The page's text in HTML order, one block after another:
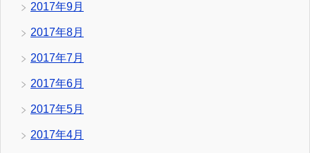
2017年9月
2017年8月
2017年7月
2017年6月
2017年5月
2017年4月